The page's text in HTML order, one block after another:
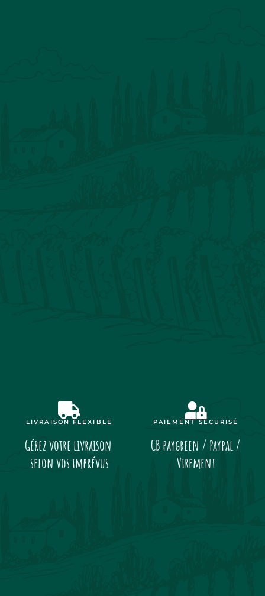
LIVRAISON FLEXIBLE
Gérez votre livraison
selon vos imprévus
PAIEMENT SÉCURISÉ
CB paygreen / Paypal /
Virement